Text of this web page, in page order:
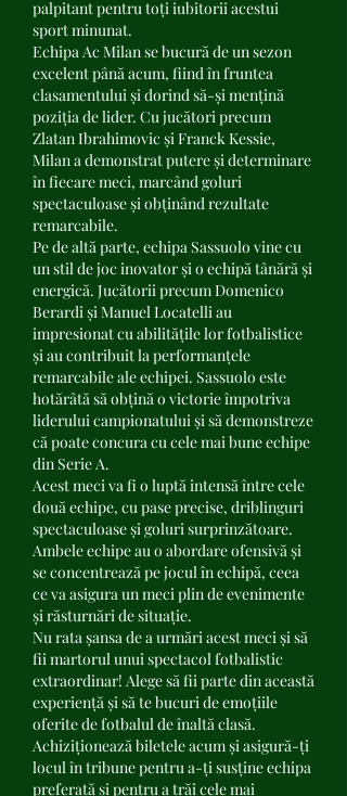
palpitant pentru toți iubitorii acestui
sport minunat.
Echipa Ac Milan se bucură de un sezon
excelent până acum, fiind în fruntea
clasamentului și dorind să-și mențină
poziția de lider. Cu jucători precum
Zlatan Ibrahimovic și Franck Kessie,
Milan a demonstrat putere și determinare
în fiecare meci, marcând goluri
spectaculoase și obținând rezultate
remarcabile.
Pe de altă parte, echipa Sassuolo vine cu
un stil de joc inovator și o echipă tânără și
energică. Jucătorii precum Domenico
Berardi și Manuel Locatelli au
impresionat cu abilitățile lor fotbalistice
și au contribuit la performanțele
remarcabile ale echipei. Sassuolo este
hotărâtă să obțină o victorie împotriva
liderului campionatului și să demonstreze
că poate concura cu cele mai bune echipe
din Serie A.
Acest meci va fi o luptă intensă între cele
două echipe, cu pase precise, driblinguri
spectaculoase și goluri surprinzătoare.
Ambele echipe au o abordare ofensivă și
se concentrează pe jocul în echipă, ceea
ce va asigura un meci plin de evenimente
și răsturnări de situație.
Nu rata șansa de a urmări acest meci și să
fii martorul unui spectacol fotbalistic
extraordinar! Alege să fii parte din această
experiență și să te bucuri de emoțiile
oferite de fotbalul de înaltă clasă.
Achiziționează biletele acum și asigură-ți
locul în tribune pentru a-ți susține echipa
preferată și pentru a trăi cele mai